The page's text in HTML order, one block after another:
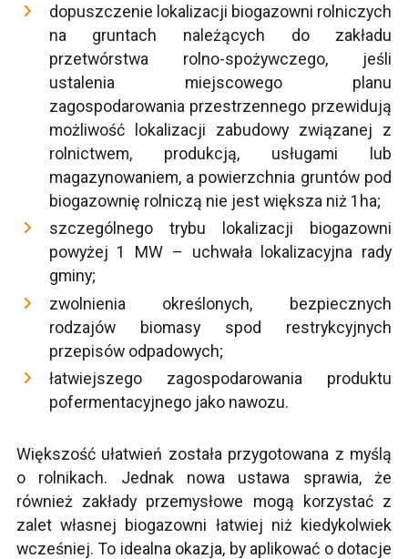
dopuszczenie lokalizacji biogazowni rolniczych
na gruntach należących do zakładu
przetwórstwa rolno-spożywczego, jeśli
ustalenia miejscowego planu
zagospodarowania przestrzennego przewidują
możliwość lokalizacji zabudowy związanej z
rolnictwem, produkcją, usługami lub
magazynowaniem, a powierzchnia gruntów pod
biogazownię rolniczą nie jest większa niż 1ha;
szczególnego trybu lokalizacji biogazowni
powyżej 1 MW – uchwała lokalizacyjna rady
gminy;
zwolnienia określonych, bezpiecznych
rodzajów biomasy spod restrykcyjnych
przepisów odpadowych;
łatwiejszego zagospodarowania produktu
pofermentacyjnego jako nawozu.
Większość ułatwień została przygotowana z myślą
o rolnikach. Jednak nowa ustawa sprawia, że
również zakłady przemysłowe mogą korzystać z
zalet własnej biogazowni łatwiej niż kiedykolwiek
wcześniej. To idealna okazja, by aplikować o dotacje